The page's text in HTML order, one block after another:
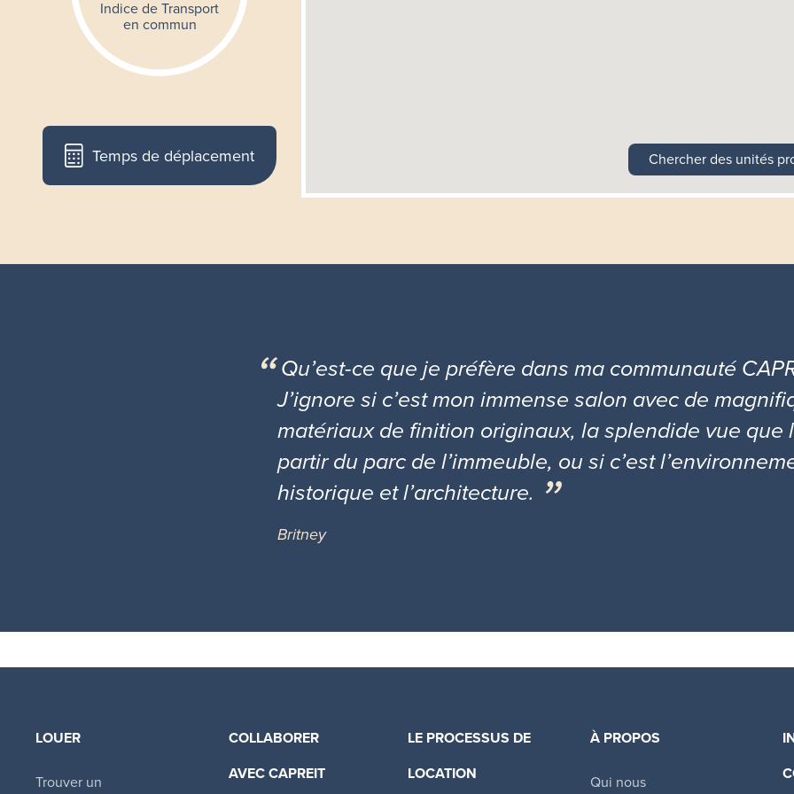
Temps de déplacement Chercher des unités
Qu’est-ce que je préfère dans ma communauté
J’ignore si c’est mon immense salon avec de
matériaux de finition originaux, la splendide vue que
partir du parc de l’immeuble, ou si c’est
historique et l’architecture.
Britney
LOUER
Trouver un
COLLABORER
AVEC CAPREIT​
LE PROCESSUS DE
LOCATION
À PROPOS
Qui nous